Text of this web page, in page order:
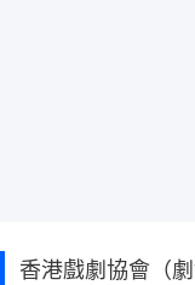
香港戲劇協會（